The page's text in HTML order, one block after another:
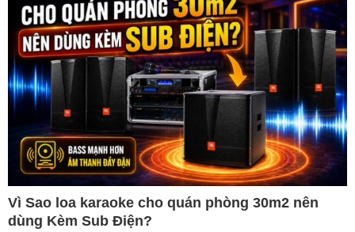
Vì Sao loa karaoke cho quán phòng 30m2 nên
dùng Kèm Sub Điện?